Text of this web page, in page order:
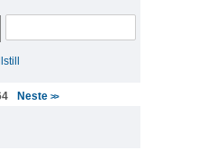
Neste>>